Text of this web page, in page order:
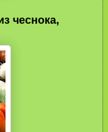
чеснока,